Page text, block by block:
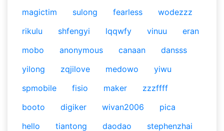
magictim
sulong fearless
wodezzz
rikulu
shfengyi lqqwfy vinuu
eran
mobo
anonymous canaan
dansss
yilong
zqjilove medowo
yiwu
spmobile
fisio maker
zzzffff
booto
digiker wivan2006
pica
hello
tiantong daodao
stephenzhai